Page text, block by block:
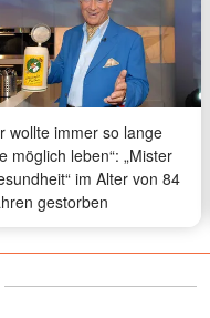
wollte immer so lange
möglich leben“: „Mister
im Alter von 84
gestorben